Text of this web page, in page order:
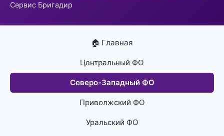
Сервис Бригадир
🏠 Главная
Центральный ФО
Северо-Западный ФО
Приволжский ФО
Уральский ФО